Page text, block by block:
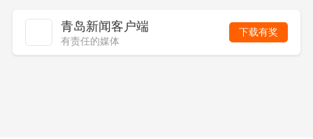
青岛新闻客户端
有责任的媒体
下载有奖